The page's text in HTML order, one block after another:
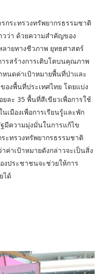
กระทรวงทรัพยากรธรรมชาติ
ว่า ด้วยความสำคัญของ
ายทางชีวภาพ ยุทธศาสตร์
รสร้างการเติบโตบนคุณภาพ
หนดค่าเป้าหมายพื้นที่ป่าและ
องพื้นที่ประเทศไทย โดยแบ่ง
ละ 35 พื้นที่สีเขียวเพื่อการใช้
เมืองเพื่อการเรียนรู้และพัก
มีความมุ่งมั่นในการแก้ไข
ะทรวงทรัพยากรธรรมชาติ
ค่าเป้าหมายดังกล่าวจะเป็นสิ่ง
งประชาชนจะช่วยให้การ
ได้